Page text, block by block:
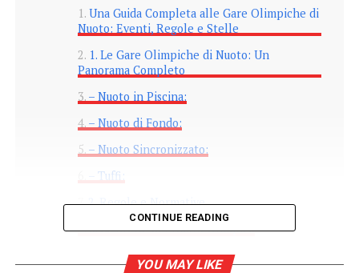
Una Guida Completa alle Gare Olimpiche di
Nuoto: Eventi, Regole e Stelle
1. Le Gare Olimpiche di Nuoto: Un
Panorama Completo
– Nuoto in Piscina:
– Nuoto di Fondo:
– Nuoto Sincronizzato:
– Tuffi:
2. Regole e Normative
3. Le Stelle del Nuoto Olimpico
4. L’eredità delle Gare Olimpiche di Nuoto
CONTINUE READING
YOU MAY LIKE